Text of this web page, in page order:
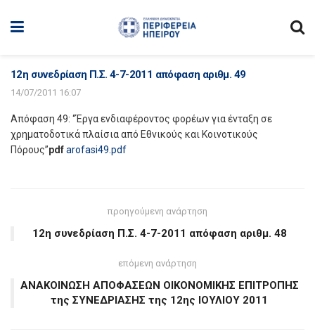
12η συνεδρίαση Π.Σ. 4-7-2011 απόφαση αριθμ. 49
14/07/2011 16:07
Απόφαση 49: “Έργα ενδιαφέροντος φορέων για ένταξη σε
χρηματοδοτικά πλαίσια από Εθνικούς και Κοινοτικούς
Πόρους”pdfarofasi49.pdf
προηγούμενη ανάρτηση
12η συνεδρίαση Π.Σ. 4-7-2011 απόφαση αριθμ. 48
επόμενη ανάρτηση
ΑΝΑΚΟΙΝΩΣΗ ΑΠΟΦΑΣΕΩΝ ΟΙΚΟΝΟΜΙΚΗΣ ΕΠΙΤΡΟΠΗΣ
της ΣΥΝΕΔΡΙΑΣΗΣ της 12ης ΙΟΥΛΙΟΥ 2011